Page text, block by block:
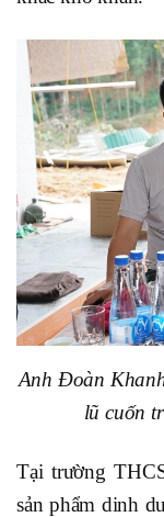
Anh Đoàn
lũ cuốn
Tại trường
sản phẩm dinh